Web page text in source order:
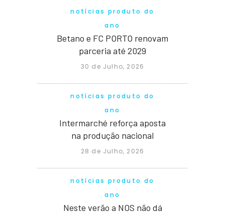
notícias produto do
ano
Betano e FC PORTO renovam
parceria até 2029
30 de Julho, 2026
notícias produto do
ano
Intermarché reforça aposta
na produção nacional
28 de Julho, 2026
notícias produto do
ano
Neste verão a NOS não dá